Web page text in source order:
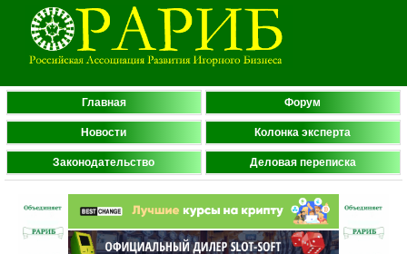
Главная Форум
Новости Колонка эксперта
Законодательство Деловая переписка